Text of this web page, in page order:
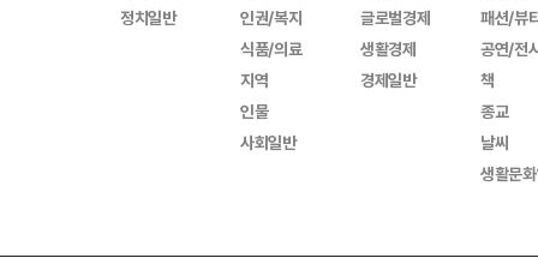
정치일반
인권/복지
식품/의료
지역
인물
사회일반
글로벌경제
생활경제
경제일반
패션/뷰
공연/전
책
종교
날씨
생활문